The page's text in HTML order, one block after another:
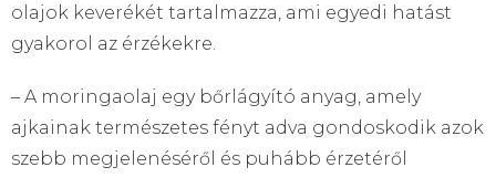
olajok keverékét tartalmazza, ami egyedi hatást
gyakorol az érzékekre.
– A moringaolaj egy bőrlágyító anyag, amely
ajkainak természetes fényt adva gondoskodik azok
szebb megjelenéséről és puhább érzetéről